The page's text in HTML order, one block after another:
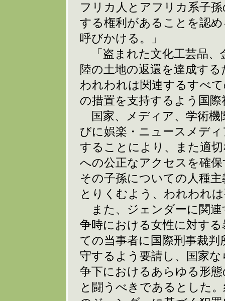
フリカ人とアフリカ系子
する権利があることを認
呼びかける。」
「盗まれた文化工芸品、
陸の土地の返還を達成す
われわれは関連するすべ
の措置を支持するよう国
国家、メディア、学術機
びに娯楽・ニュースメデ
することにより、また適
への公正なアクセスを確
その子孫についての人種
とりくむよう、われわれ
また、ジェンダーに関連
争時における女性に対す
ての当事者に国際刑事裁
守するよう要請し、国家
争下におけるあらゆる形
と闘うべきであるとした